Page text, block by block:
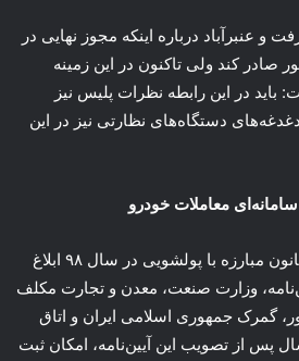
و عنبرآباد درباره اینکه مجوز نهایی در
صادر کند ولی تاکنون در این زمینه
در این رابطه نظرات پلیس نیز
دستگاه‌های نظارتی نیز در این
معاملات خودرو
آیین‌نامه اجرایی ماده ۱۴ قانون مبارزه با پولشویی در سال ۹۸ ابلاغ
۱۹ این آیین‌نامه، وزارت صنعت، معدن و تجارت مکلف
گمرک جمهوری اسلامی ایران و اتاق
پس از تصویب این آیین‌نامه‌، امکان ثبت